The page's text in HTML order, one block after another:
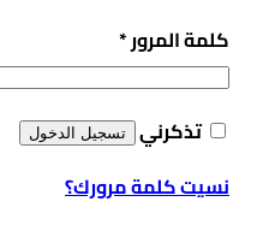
كلمة المرور*مطلوبة
تذكرني تسجيل الدخول
نسيت كلمة مرورك؟